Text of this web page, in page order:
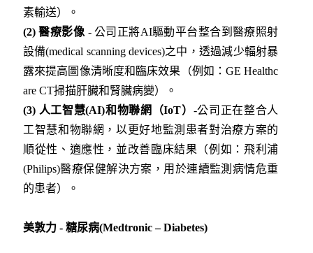
素輸送）。
(2)醫療影像 - 公司正將AI驅動平台整合到醫療照射
設備(medical scanning devices)之中，透過減少輻射暴
露來提高圖像清晰度和臨床效果（例如：GE Healthc
are CT掃描肝臟和腎臟病變）。
(3) 人工智慧(AI)和物聯網（IoT） -公司正在整合人
工智慧和物聯網，以更好地監測患者對治療方案的
順從性、適應性，並改善臨床結果（例如：飛利浦
(Philips)醫療保健解決方案，用於連續監測病情危重
的患者）。
美敦力 - 糖尿病(Medtronic – Diabetes)